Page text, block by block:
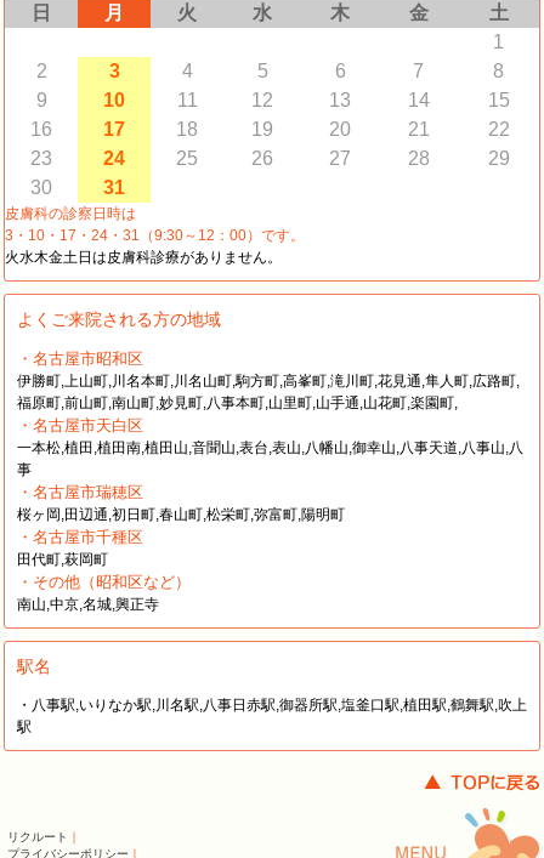
日 月 火 水 木 金
土
1
2
3 4 5 6 7
8
9
10 11 12 13 14
15
16
17 18 19 20 21
22
23
24 25 26 27 28
29
30
31
皮膚科の診察日時は
3・10・17・24・31（9:30～12：00）です。
火水木金土日は皮膚科診療がありません。
よくご来院される方の地域
・名古屋市昭和区
伊勝町,上山町,川名本町,川名山町,駒方町,高峯町,滝川町,花見通,隼人町,広路町,
福原町,前山町,南山町,妙見町,八事本町,山里町,山手通,山花町,楽園町,
・名古屋市天白区
一本松,植田,植田南,植田山,音聞山,表台,表山,八幡山,御幸山,八事天道,八事山,八
事
・名古屋市瑞穂区
桜ヶ岡,田辺通,初日町,春山町,松栄町,弥富町,陽明町
・名古屋市千種区
田代町,萩岡町
・その他（昭和区など）
南山,中京,名城,興正寺
駅名
・八事駅,いりなか駅,川名駅,八事日赤駅,御器所駅,塩釜口駅,植田駅,鶴舞駅,吹上
駅
リクルート
プライバシーポリシー